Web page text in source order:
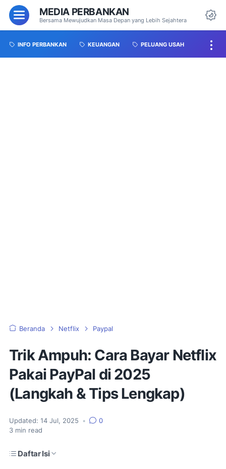
MEDIA PERBANKAN
Bersama Mewujudkan Masa Depan yang Lebih Sejahtera
INFO PERBANKAN KEUANGAN PELUANG USAH
Beranda Netflix Paypal
Trik Ampuh: Cara Bayar Netflix
Pakai PayPal di 2025
(Langkah & Tips Lengkap)
Updated: 14 Jul, 2025 •
0
3 min read
Daftar Isi